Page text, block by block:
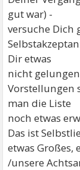
gut war) -
versuche Dich
Dir etwas
nicht
Vorstellungen
man die Liste
noch etwas
Das ist
etwas Großes,
/unsere